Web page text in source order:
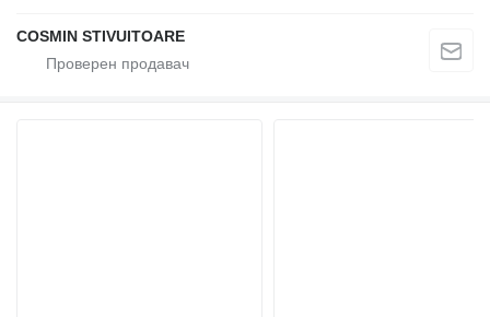
COSMIN STIVUITOARE